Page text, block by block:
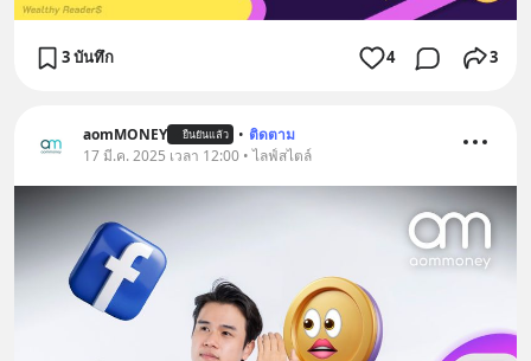
3 บันทึก 4 3
aomMONEY ยืนยันแล้ว • ติดตาม
17 มี.ค. 2025 เวลา 12:00 • ไลฟ์สไตล์